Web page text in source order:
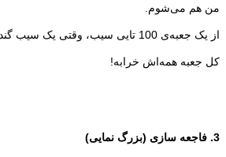
من هم می‌شوم.
از یک جعبه‌ی 100 تایی سیب، وقتی یک
کل جعبه همه‌اش خرابه!
3. فاجعه سازی (بزرگ نمایی)